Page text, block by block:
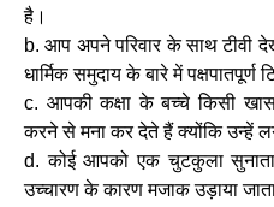
है।
b. आप अपने परिवार के साथ
धार्मिक समुदाय के बारे में पक्षपातपूर्ण
c. आपकी कक्षा के बच्चे किसी
करने से मना कर देते हैं क्योंकि उन्हें
d. कोई आपको एक चुटकुला
उच्चारण के कारण मजाक उड़ाया